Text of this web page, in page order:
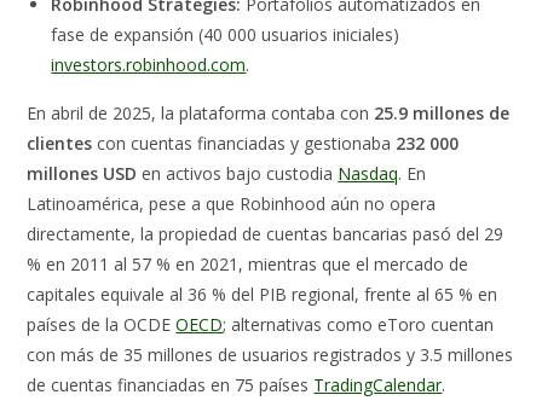
fase de expansión (40 000 usuarios iniciales)
investors.robinhood.com.
En abril de 2025, la plataforma contaba con 25.9 millones de
clientes con cuentas financiadas y gestionaba 232 000
millones USD en activos bajo custodia Nasdaq. En
Latinoamérica, pese a que Robinhood aún no opera
directamente, la propiedad de cuentas bancarias pasó del 29
% en 2011 al 57 % en 2021, mientras que el mercado de
capitales equivale al 36 % del PIB regional, frente al 65 % en
países de la OCDEOECD; alternativas como eToro cuentan
con más de 35 millones de usuarios registrados y 3.5 millones
de cuentas financiadas en 75 países TradingCalendar.